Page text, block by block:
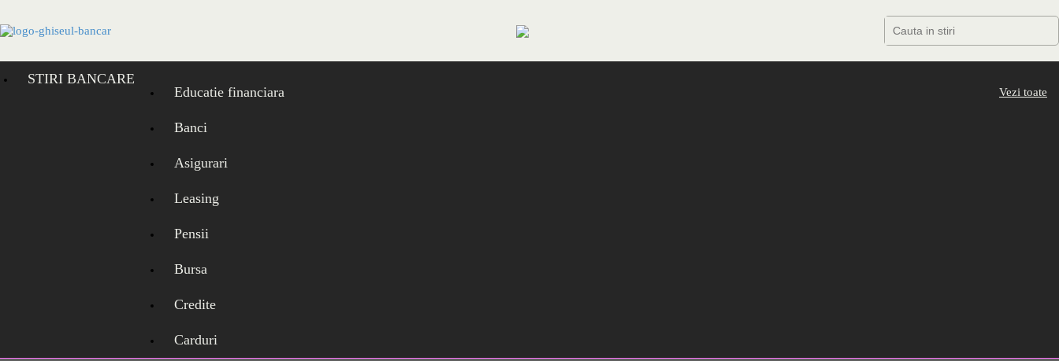
content
STIRI BANCARE
Educatie financiara
Banci
Asigurari
Leasing
Pensii
Bursa
Credite
Carduri
Vezi toate